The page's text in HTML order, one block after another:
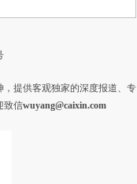
提供客观独家的深度报道、专
致信wuyang@caixin.com